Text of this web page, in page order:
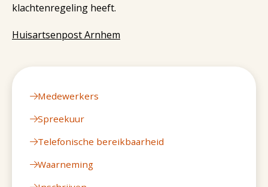
klachtenregeling heeft.
Huisartsenpost Arnhem
Medewerkers
Spreekuur
Telefonische bereikbaarheid
Waarneming